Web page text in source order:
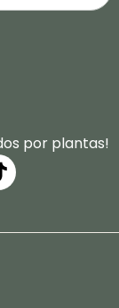
por plantas!